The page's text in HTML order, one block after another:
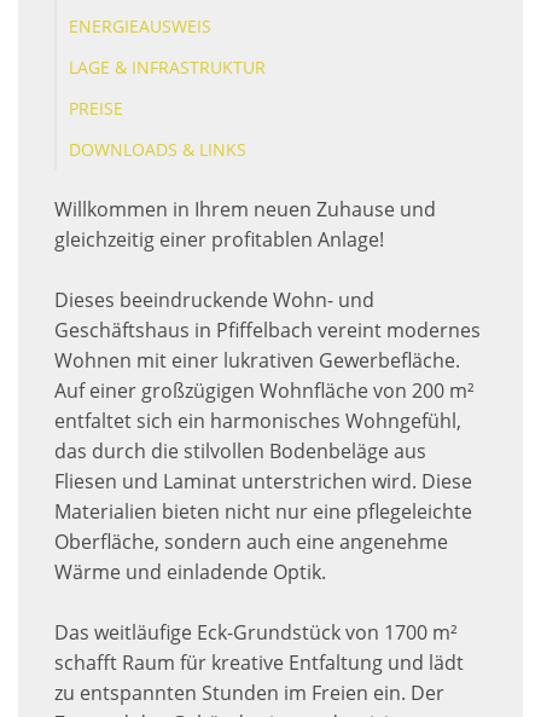
ENERGIEAUSWEIS
LAGE & INFRASTRUKTUR
PREISE
DOWNLOADS & LINKS
Willkommen in Ihrem neuen Zuhause und
gleichzeitig einer profitablen Anlage!
Dieses beeindruckende Wohn- und
Geschäftshaus in Pfiffelbach vereint modernes
Wohnen mit einer lukrativen Gewerbefläche.
Auf einer großzügigen Wohnfläche von 200 m²
entfaltet sich ein harmonisches Wohngefühl,
das durch die stilvollen Bodenbeläge aus
Fliesen und Laminat unterstrichen wird. Diese
Materialien bieten nicht nur eine pflegeleichte
Oberfläche, sondern auch eine angenehme
Wärme und einladende Optik.
Das weitläufige Eck-Grundstück von 1700 m²
schafft Raum für kreative Entfaltung und lädt
zu entspannten Stunden im Freien ein. Der